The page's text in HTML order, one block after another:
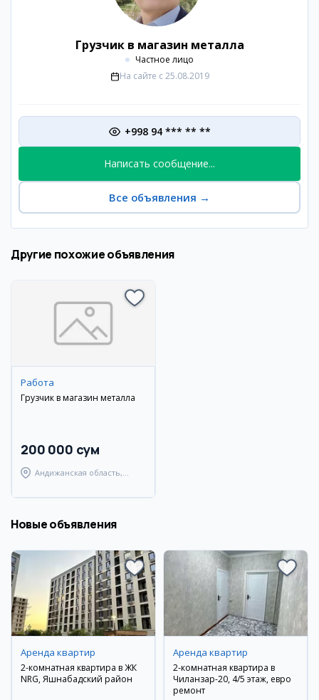
Грузчик в магазин металла
Частное лицо
На сайте с 25.08.2019
+998 94 *** ** **
Написать сообщение...
Все объявления →
Другие похожие объявления
Работа
Грузчик в магазин металла
200 000 сум
Андижанская область,
Новые объявления
Аренда квартир
2-комнатная квартира в ЖК
NRG, Яшнабадский район
Аренда квартир
2-комнатная квартира в
Чиланзар-20, 4/5 этаж, евро
ремонт